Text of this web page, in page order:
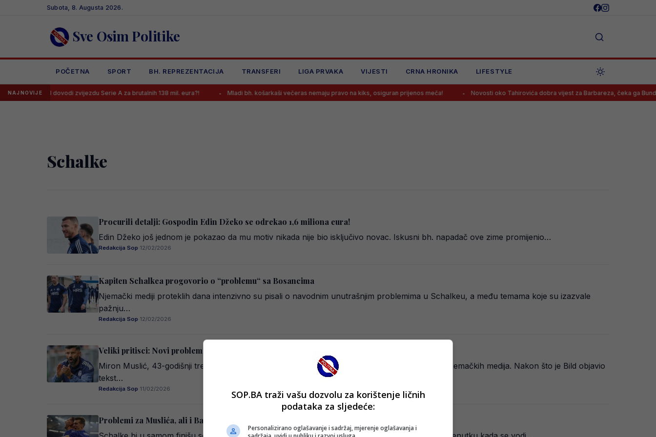
Subota, 8. Augusta 2026.
Sve Osim Politike
POČETNA SPORT BH. REPREZENTACIJA TRANSFERI LIGA PRVAKA VIJESTI CRNA HRONIKA LIFESTYLE
NAJNOVIJE
Arsenal dovodi zvijezdu Serie A za brutalnih 138 mil. eura?! Mladi bh. košarkaši večeras nemaju pravo na kiks, osiguran prijenos meča! Novosti oko Tahirovića dobra vijest za Barbareza, čeka ga
Schalke
Procurili detalji: Gospodin Edin Džeko se odrekao 1,6 miliona eura!
Edin Džeko još jednom je pokazao da mu motiv nikada nije bio isključivo novac. Iskusni bh. napadač ove zime promijenio…
Redakcija Sop·12/02/2026
Kapiten Schalkea progovorio o “problemu“ sa Bosancima
Njemački mediji proteklih dana intenzivno su pisali o navodnim unutrašnjim problemima u Schalkeu, a među temama koje su izazvale
pažnju…
Redakcija Sop·12/02/2026
Veliki pritisci: Novi problemi za Mirona Muslića
Miron Muslić, 43-godišnji trener Schalkea, posljednjih dana suočava se s pojačanim pritiskom njemačkih medija. Nakon što je Bild objavio
tekst…
Redakcija Sop·11/02/2026
Problemi za Muslića, ali i Barbareza: Povrijedio se Nikola Katić
SOP.BA traži vašu dozvolu za korištenje ličnih
podataka za sljedeće:
Personalizirano oglašavanje i sadržaj, mjerenje oglašavanja i